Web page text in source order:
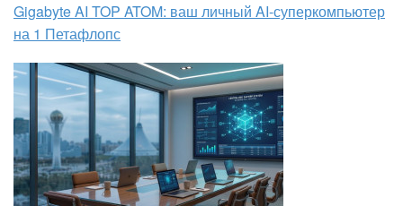
Gigabyte AI TOP ATOM: ваш личный AI-суперкомпьютер
на 1 Петафлопс